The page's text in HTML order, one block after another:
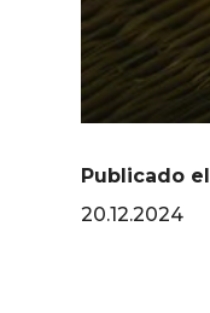
Publicado el
20.12.2024